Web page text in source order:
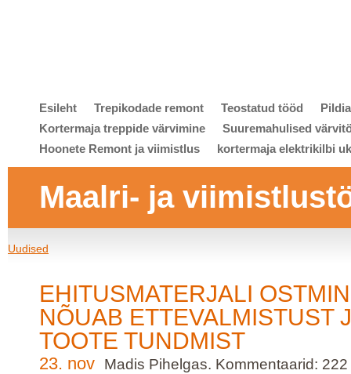
Esileht Trepikodade remont Teostatud tööd
Kortermaja treppide värvimine
Suuremahulised
Hoonete Remont ja viimistlus
kortermaja elektrikilbi
Maalri- ja
Uudised
EHITUSMATERJALI
NÕUAB ETTEVALMISTUST
TOOTE TUNDMIST
23. nov Madis Pihelgas. Kommentaarid: 222